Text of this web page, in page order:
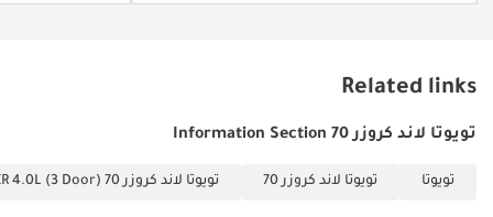
Related links
تويوتا لاند كروزر 70 Information Section
تويوتا تويوتا لاند كروزر 70 تويوتا لاند كروزر 70 VXR 4.0L (3 Door)